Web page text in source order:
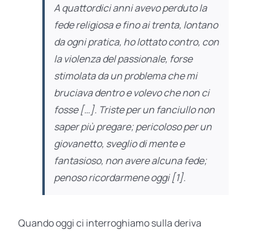
A quattordici anni avevo perduto la
fede religiosa e fino ai trenta, lontano
da ogni pratica, ho lottato contro, con
la violenza del passionale, forse
stimolata da un problema che mi
bruciava dentro e volevo che non ci
fosse […]. Triste per un fanciullo non
saper più pregare; pericoloso per un
giovanetto, sveglio di mente e
fantasioso, non avere alcuna fede;
penoso ricordarmene oggi [1].
Quando oggi ci interroghiamo sulla deriva